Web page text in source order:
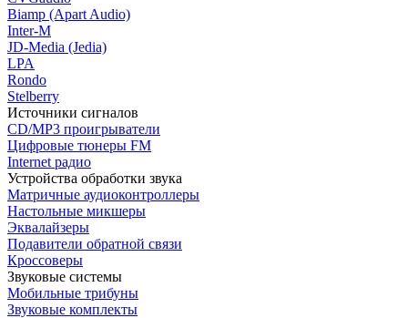
Biamp (Apart Audio)
Inter-M
JD-Media (Jedia)
LPA
Rondo
Stelberry
Источники сигналов
CD/MP3 проигрыватели
Цифровые тюнеры FM
Internet радио
Устройства обработки звука
Матричные аудиоконтроллеры
Настольные микшеры
Эквалайзеры
Подавители обратной связи
Кроссоверы
Звуковые системы
Мобильные трибуны
Звуковые комплекты